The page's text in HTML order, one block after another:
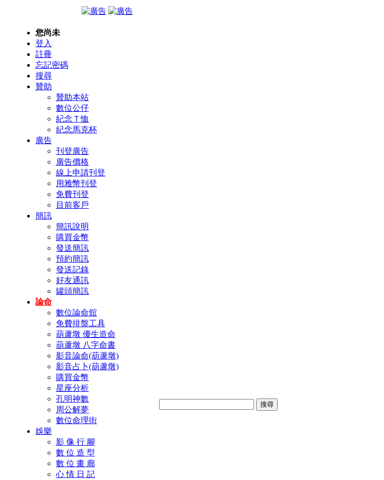
您尚未
登入
註冊
忘記密碼
搜尋
贊助
贊助本站
數位公仔
紀念Ｔ恤
紀念馬克杯
廣告
刊登廣告
廣告價格
線上申請刊登
用雅幣刊登
免費刊登
目前客戶
簡訊
簡訊說明
購買金幣
發送簡訊
預約簡訊
發送記錄
好友通訊
罐頭簡訊
論命
數位論命舘
免費排盤工具
葫蘆墩 優生造命
葫蘆墩 八字命書
影音論命(葫蘆墩)
影音占卜(葫蘆墩)
購買金幣
星座分析
孔明神數
周公解夢
數位命理街
娛樂
影 像 行 腳
數 位 造 型
數 位 畫 廊
心 情 日 記